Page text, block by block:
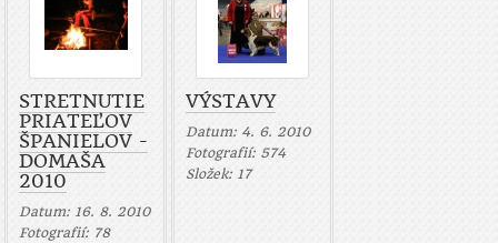
STRETNUTIE
PRIATEĽOV
ŠPANIELOV -
DOMAŠA
2010
Datum: 16. 8. 2010
Fotografií: 78
VÝSTAVY
Datum: 4. 6. 2010
Fotografií: 574
Složek: 17